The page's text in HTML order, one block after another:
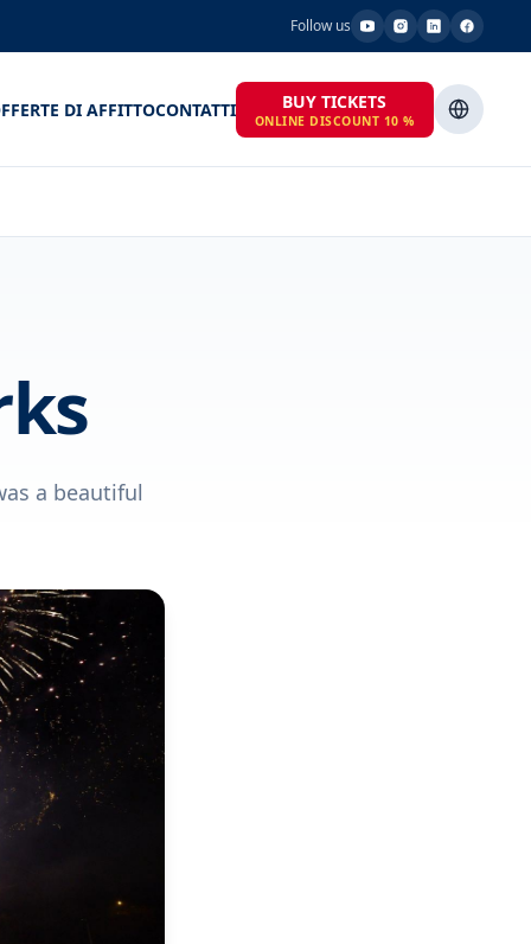
Follow us
DI AFFITTOCONTATTI BUY TICKETS
ONLINE DISCOUNT 10 %
a beautiful